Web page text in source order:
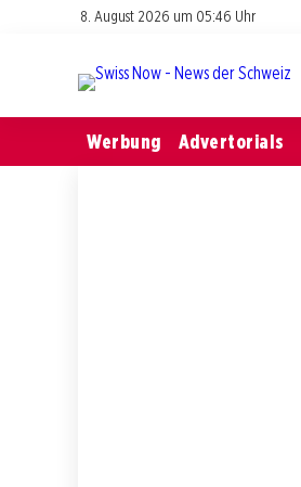
8. August 2026 um 05:46 Uhr
Werbung Advertorials